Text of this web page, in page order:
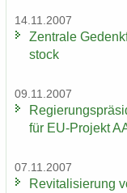
14.11.2007
Zen­tra­le
stock
09.11.2007
für EU-​Projekt
07.11.2007
Re­vi­ta­li­sie­rung